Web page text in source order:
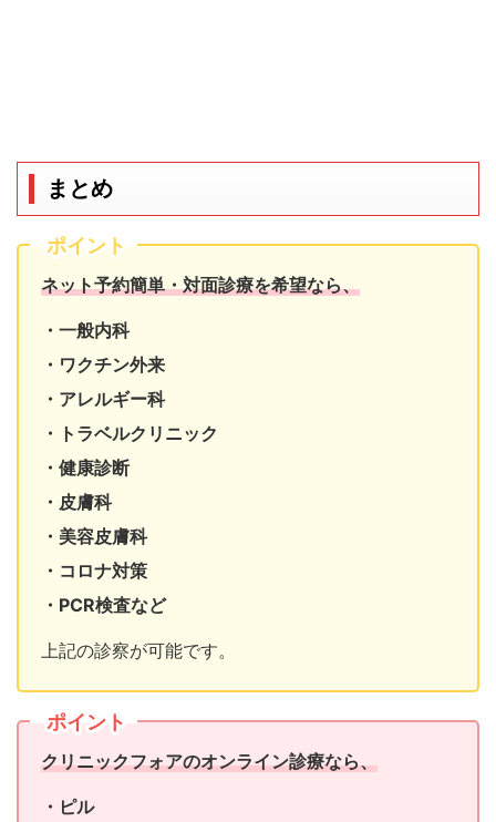
まとめ
ポイント
ネット予約簡単・対面診療を希望なら、
・一般内科
・ワクチン外来
・アレルギー科
・トラベルクリニック
・健康診断
・皮膚科
・美容皮膚科
・コロナ対策
・PCR検査など
上記の診察が可能です。
ポイント
クリニックフォアのオンライン診療なら、
・ピル